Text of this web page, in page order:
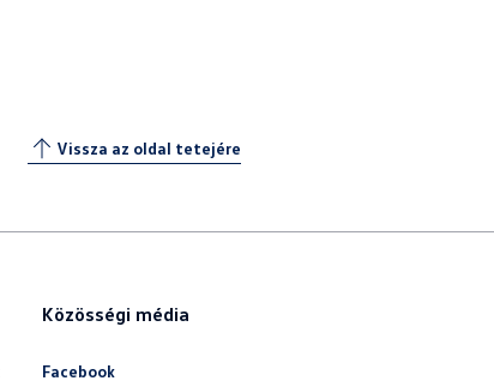
Vissza az oldal tetejére
Közösségi média
Facebook